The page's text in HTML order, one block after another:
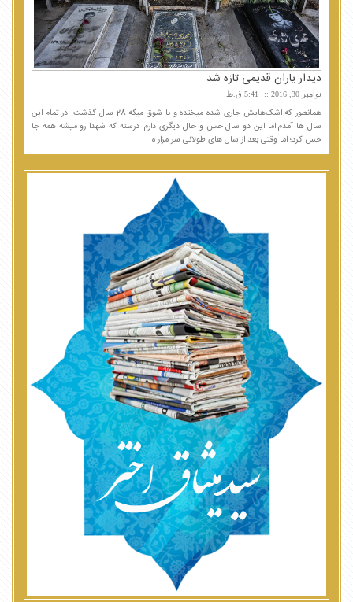
دیدار یاران قدیمی تازه شد
نوامبر 30, 2016 5:41 ق.ظ
همانطور که اشک‌هایش جاری شده میخنده و با شوق میگه 28 سال گذشت. در تمام این
سال ها آمدم اما این دو سال حس و حال دیگری دارم. درسته که شهدا رو میشه همه جا
حس کرد؛ اما وقتی بعد از سال های طولانی سر مزار ه...